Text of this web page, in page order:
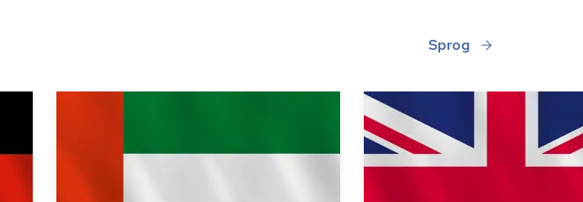
Sprog